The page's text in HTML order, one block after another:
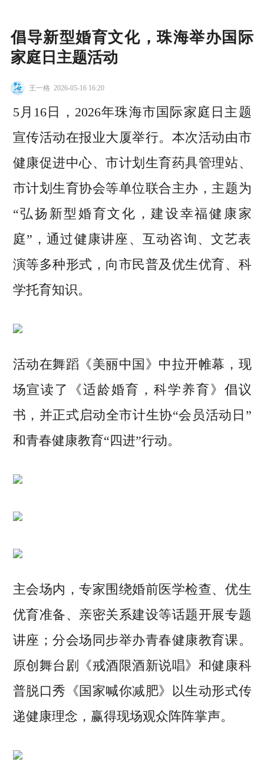
倡导新型婚育文化，珠海举办国际
家庭日主题活动
王一格 2026-05-16 16:20
5月16日，2026年珠海市国际家庭日主题
宣传活动在报业大厦举行。本次活动由市
健康促进中心、市计划生育药具管理站、
市计划生育协会等单位联合主办，主题为
“弘扬新型婚育文化，建设幸福健康家
庭”，通过健康讲座、互动咨询、文艺表
演等多种形式，向市民普及优生优育、科
学托育知识。
活动在舞蹈《美丽中国》中拉开帷幕，现
场宣读了《适龄婚育，科学养育》倡议
书，并正式启动全市计生协“会员活动日”
和青春健康教育“四进”行动。
主会场内，专家围绕婚前医学检查、优生
优育准备、亲密关系建设等话题开展专题
讲座；分会场同步举办青春健康教育课。
原创舞台剧《戒酒限酒新说唱》和健康科
普脱口秀《国家喊你减肥》以生动形式传
递健康理念，赢得现场观众阵阵掌声。